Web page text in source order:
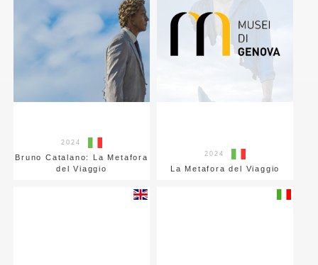
2024
Bruno Catalano: La Metafora
del Viaggio
2024
La Metafora del Viaggio